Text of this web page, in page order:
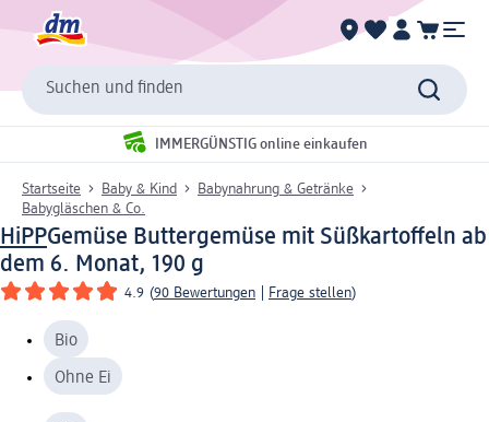
Suchen und finden
IMMERGÜNSTIG online einkaufen
Startseite Baby & Kind
Babynahrung & Getränke
Babygläschen & Co.
HiPPGemüse Buttergemüse mit Süßkartoffeln ab
dem 6. Monat, 190 g
4.9 (90 Bewertungen Frage stellen)
Bio
Ohne Ei